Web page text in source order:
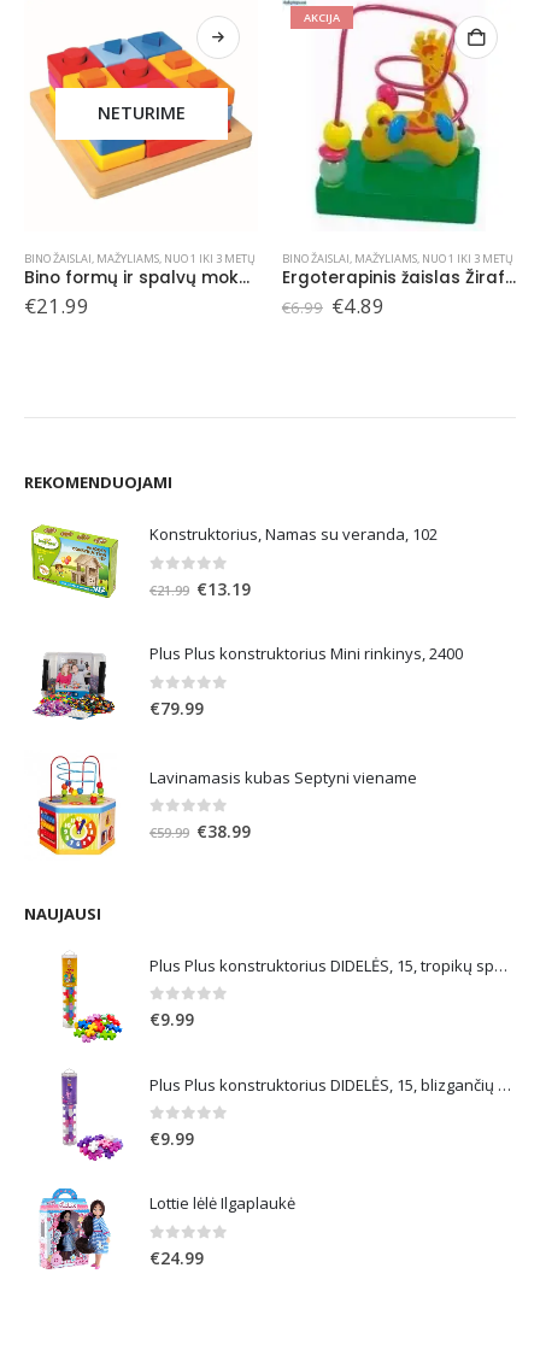
NETURIME
BINO ŽAISLAI, MAŽYLIAMS, NUO 1 IKI 3 METŲ
Bino formų ir spalvų mokymosi žaidimas, 18+
€21.99
AKCIJA
BINO ŽAISLAI, MAŽYLIAMS, NUO 1 IKI 3 METŲ
Ergoterapinis žaislas Žirafa, 18 mėn+
€6.99 Original
€4.89
REKOMENDUOJAMI
Konstruktorius, Namas su veranda, 102
out of 5
€21.99 Original
€21.99.
€13.19Current
€13.19.
Plus Plus konstruktorius Mini rinkinys, 2400
0out of 5
€79.99
Lavinamasis kubas Septyni viename
out of 5
€59.99 Original
€38.99Current
NAUJAUSI
Plus Plus konstruktorius DIDELĖS, 15, tropikų spalvos
0out of 5
€9.99
Plus Plus konstruktorius DIDELĖS, 15, blizgančių spalvų
0out of 5
€9.99
Lottie lėlė Ilgaplaukė
0out of 5
€24.99